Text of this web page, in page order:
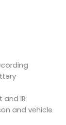
and IR
and vehicle